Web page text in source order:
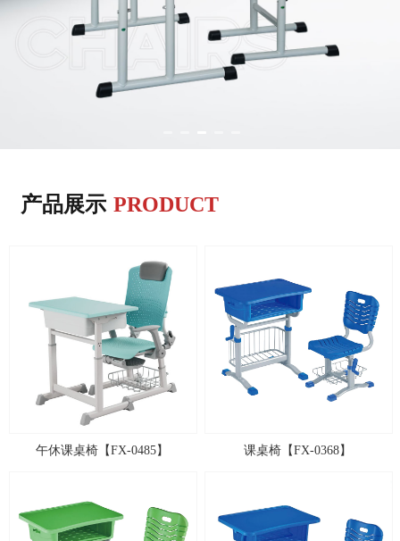
产品展示 PRODUCT
午休课桌椅【FX-0485】 课桌椅【FX-0368】